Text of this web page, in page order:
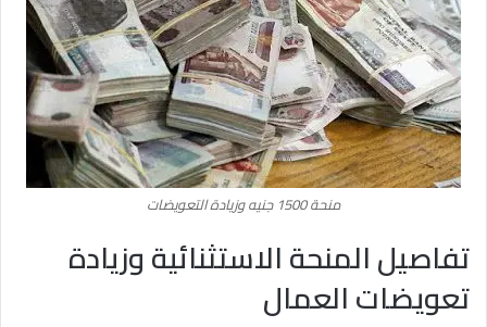
منحة 1500 جنيه وزيادة التعويضات
تفاصيل المنحة الاستثنائية وزيادة
تعويضات العمال